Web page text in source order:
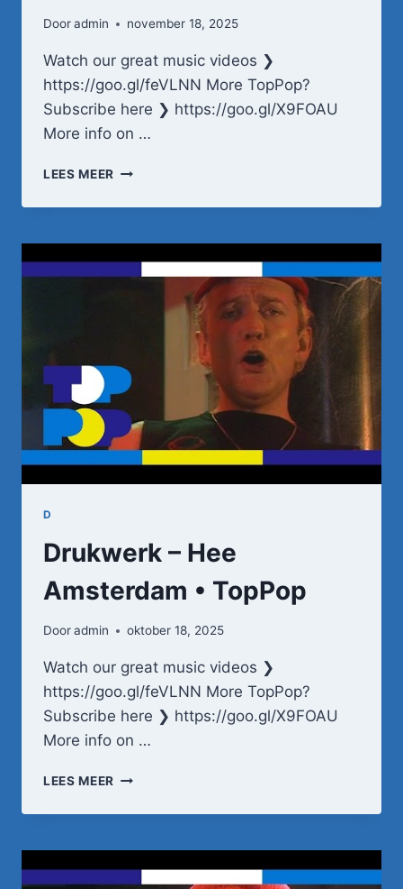
Dooradmin november 18, 2025
Watch our great music videos ❯
https://goo.gl/feVLNN More TopPop?
Subscribe here ❯ https://goo.gl/X9FOAU
More info on …
LEES MEER NICO
–
TONKIE
PIANISSIE
D
Drukwerk – Hee
Amsterdam • TopPop
Dooradmin oktober 18, 2025
Watch our great music videos ❯
https://goo.gl/feVLNN More TopPop?
Subscribe here ❯ https://goo.gl/X9FOAU
More info on …
LEES MEER DRUKWERK
HEE
•
TOPPOP